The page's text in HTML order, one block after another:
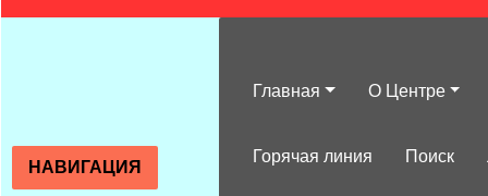
Главная О Центре
Горячая линия Поиск
НАВИГАЦИЯ